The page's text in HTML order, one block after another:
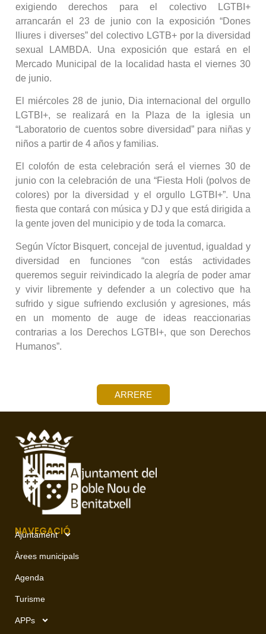
exigiendo derechos para el colectivo LGTBI+
arrancarán el 23 de junio con la exposición “Dones
lliures i diverses” del colectivo LGTB+ por la diversidad
sexual LAMBDA. Una exposición que estará en el
Mercado Municipal de la localidad hasta el viernes 30
de junio.
El miércoles 28 de junio, Dia internacional del orgullo
LGTBI+, se realizará en la Plaza de la iglesia un
“Laboratorio de cuentos sobre diversidad” para niñas y
niños a partir de 4 años y familias.
El colofón de esta celebración será el viernes 30 de
junio con la celebración de una “Fiesta Holi (polvos de
colores) por la diversidad y el orgullo LGTBI+”. Una
fiesta que contará con música y DJ y que está dirigida a
la gente joven del municipio y de toda la comarca.
Según Víctor Bisquert, concejal de juventud, igualdad y
diversidad en funciones “con estás actividades
queremos seguir reivindicado la alegría de poder amar
y vivir libremente y defender a un colectivo que ha
sufrido y sigue sufriendo exclusión y agresiones, más
en un momento de auge de ideas reaccionarias
contrarias a los Derechos LGTBI+, que son Derechos
Humanos”.
ARRERE
NAVEGACIÓ
Ajuntament
Àrees municipals
Agenda
Turisme
APPs